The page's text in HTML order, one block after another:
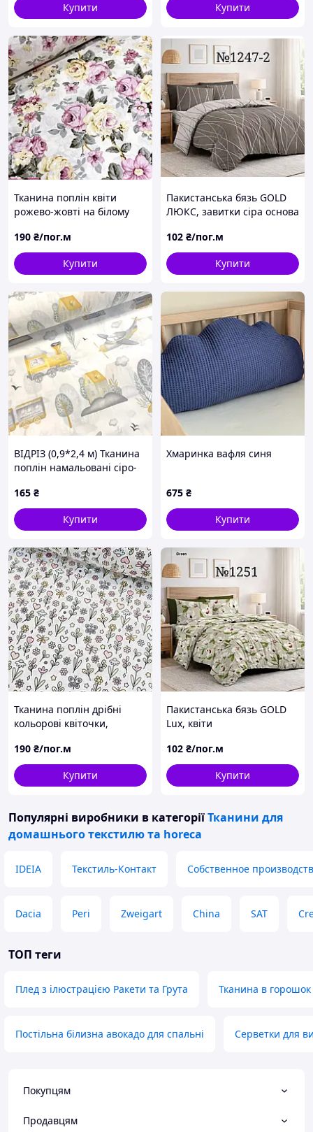
Купити
Купити
Тканина поплін квіти
рожево-жовті на білому
0891)
190 ₴/пог.м
Купити
Пакистанська бязь GOLD
ЛЮКС, завитки сіра основа
102 ₴/пог.м
Купити
ВІДРІЗ (0,9*2,4 м) Тканина
поплін намальовані сіро-
літаками та будиночками
(ТУРЦІЯ шир. 2,4 м) (R-T-
0246)
165 ₴
Купити
Хмаринка вафля синя
675 ₴
Купити
Тканина поплін дрібні
кольорові квіточки,
білому (ТУРЦІЯ шир. 2,4 м)
(R-T-0879)
190 ₴/пог.м
Купити
Пакистанська бязь GOLD
Lux, квіти
102 ₴/пог.м
Купити
Популярні виробники в категоріїТканини для
домашнього текстилю та horeca
IDEIA Текстиль-Контакт Собственное
Dacia Peri Zweigart China SAT
ТОП теги
Плед з ілюстрацією Ракети та Грута Тканина в горошок
Постільна білизна авокадо для спальні Серветки для
Покупцям
Продавцям